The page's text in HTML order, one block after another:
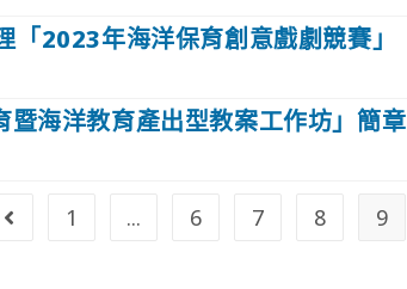
「2023年海洋保育創意戲劇競賽」
海洋教育產出型教案工作坊」簡章
Go to the previous page
1 ... 6 7 8 9